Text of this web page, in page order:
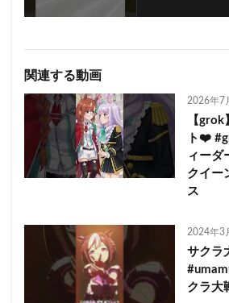
関連する動画
2026年7
【
ト❤️
ィーダ
クイー
ス
2024年3
サクラ
クラ大